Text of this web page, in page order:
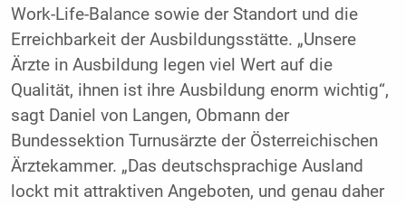
Work-Life-Balance sowie der Standort und die
Erreichbarkeit der Ausbildungsstätte. „Unsere
Ärzte in Ausbildung legen viel Wert auf die
Qualität, ihnen ist ihre Ausbildung enorm wichtig“,
sagt Daniel von Langen, Obmann der
Bundessektion Turnusärzte der Österreichischen
Ärztekammer. „Das deutschsprachige Ausland
lockt mit attraktiven Angeboten, und genau daher